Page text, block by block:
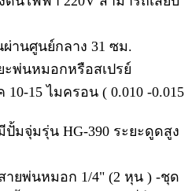
านศูนย์กลาง 31 ซม.
พ่นหมอกหรือสเปรย์
15 ไมครอน ( 0.010 -0.015
มจุ่มรุ่น HG-390 ระยะดูดสูง
ยพ่นหมอก 1/4" (2 หุน ) -ชุด